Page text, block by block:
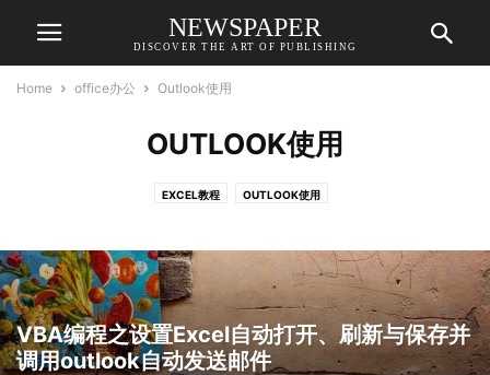
NEWSPAPER
DISCOVER THE ART OF PUBLISHING
Home office办公 Outlook使用
OUTLOOK使用
EXCEL教程 OUTLOOK使用
VBA编程之设置Excel自动打开、刷新与保存并
调用outlook自动发送邮件